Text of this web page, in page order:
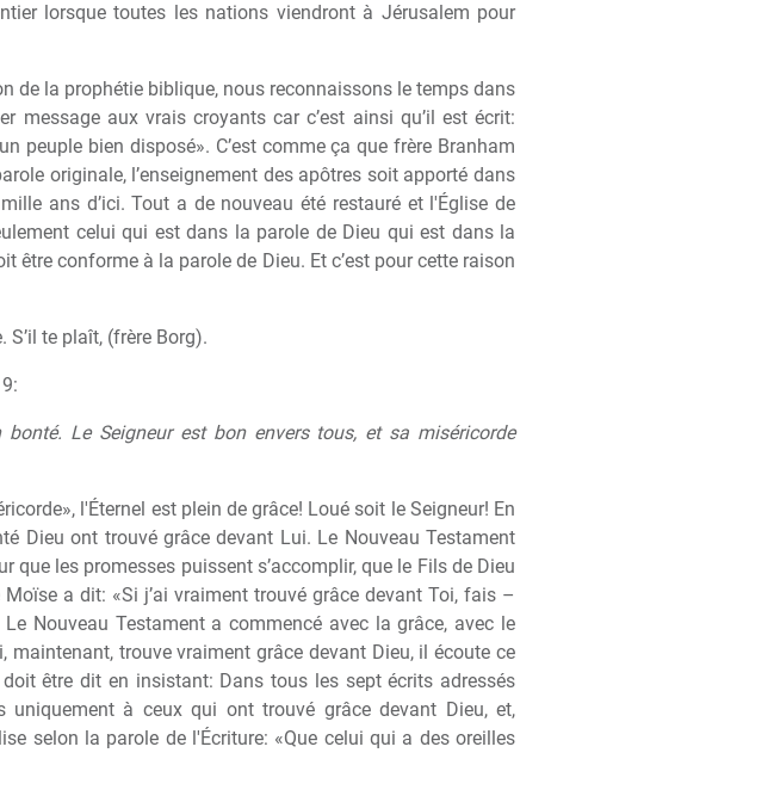
lorsque toutes les nations viendront à Jérusalem pour
de la prophétie biblique, nous reconnaissons le temps dans
message aux vrais croyants car c’est ainsi qu’il est écrit:
peuple bien disposé». C’est comme ça que frère Branham
originale, l’enseignement des apôtres soit apporté dans
ans d’ici. Tout a de nouveau été restauré et l'Église de
celui qui est dans la parole de Dieu qui est dans la
être conforme à la parole de Dieu. Et c’est pour cette raison
te plaît, (frère Borg).
Le Seigneur est bon envers tous, et sa miséricorde
l'Éternel est plein de grâce! Loué soit le Seigneur! En
Dieu ont trouvé grâce devant Lui. Le Nouveau Testament
les promesses puissent s’accomplir, que le Fils de Dieu
a dit: «Si j’ai vraiment trouvé grâce devant Toi, fais –
Nouveau Testament a commencé avec la grâce, avec le
trouve vraiment grâce devant Dieu, il écoute ce
être dit en insistant: Dans tous les sept écrits adressés
à ceux qui ont trouvé grâce devant Dieu, et,
selon la parole de l'Écriture: «Que celui qui a des oreilles